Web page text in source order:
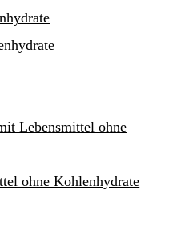
Lebensmittel ohne
ohne Kohlenhydrate